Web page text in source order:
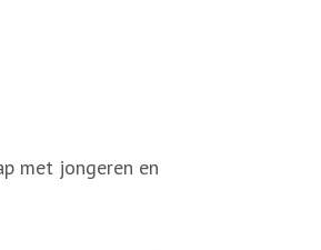
met jongeren en